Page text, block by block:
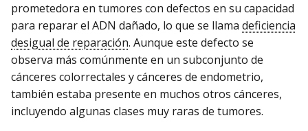
prometedora en tumores con defectos en su capacidad
para reparar el ADN dañado, lo que se llama deficiencia
desigual de reparación. Aunque este defecto se
observa más comúnmente en un subconjunto de
cánceres colorrectales y cánceres de endometrio,
también estaba presente en muchos otros cánceres,
incluyendo algunas clases muy raras de tumores.